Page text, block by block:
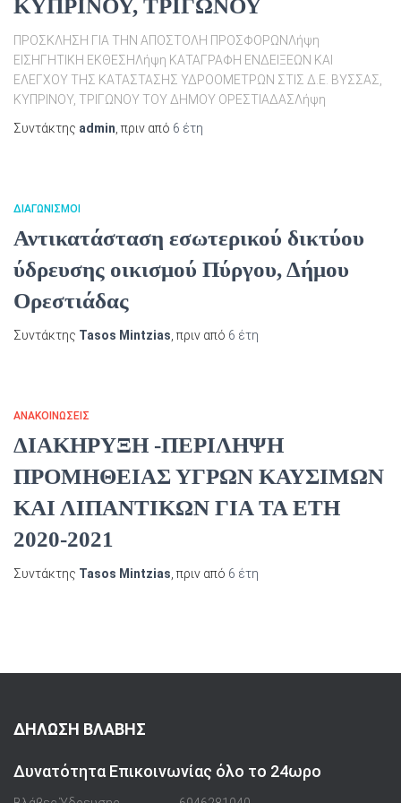
ΚΥΠΡΙΝΟΥ, ΤΡΙΓΩΝΟΥ
ΠΡΟΣΚΛΗΣΗ ΓΙΑ ΤΗΝ ΑΠΟΣΤΟΛΗ ΠΡΟΣΦΟΡΩΝΛήψη
ΕΙΣΗΓΗΤΙΚΗ ΕΚΘΕΣHΛήψη ΚΑΤΑΓΡΑΦΗ ΕΝΔΕΙΞΕΩΝ ΚΑΙ
ΕΛΕΓΧΟΥ ΤΗΣ ΚΑΤΑΣΤΑΣΗΣ ΥΔΡΟΟΜΕΤΡΩΝ ΣΤΙΣ Δ.Ε. ΒΥΣΣΑΣ,
ΚΥΠΡΙΝΟΥ, ΤΡΙΓΩΝΟΥ ΤΟΥ ΔΗΜΟΥ ΟΡΕΣΤΙΑΔΑΣΛήψη
Συντάκτης admin , πριν από 6 έτη
ΔΙΑΓΩΝΙΣΜΟΊ
Αντικατάσταση εσωτερικού δικτύου
ύδρευσης οικισμού Πύργου, Δήμου
Ορεστιάδας
Συντάκτης Tasos Mintzias , πριν από 6 έτη
ΑΝΑΚΟΙΝΏΣΕΙΣ
ΔΙΑΚΗΡΥΞΗ -ΠΕΡΙΛΗΨΗ
ΠΡΟΜΗΘΕΙΑΣ ΥΓΡΩΝ ΚΑΥΣΙΜΩΝ
ΚΑΙ ΛΙΠΑΝΤΙΚΩΝ ΓΙΑ ΤΑ ΕΤΗ
2020-2021
Συντάκτης Tasos Mintzias , πριν από 6 έτη
ΔΗΛΩΣΗ ΒΛΑΒΗΣ
Δυνατότητα Επικοινωνίας όλο το 24ωρο